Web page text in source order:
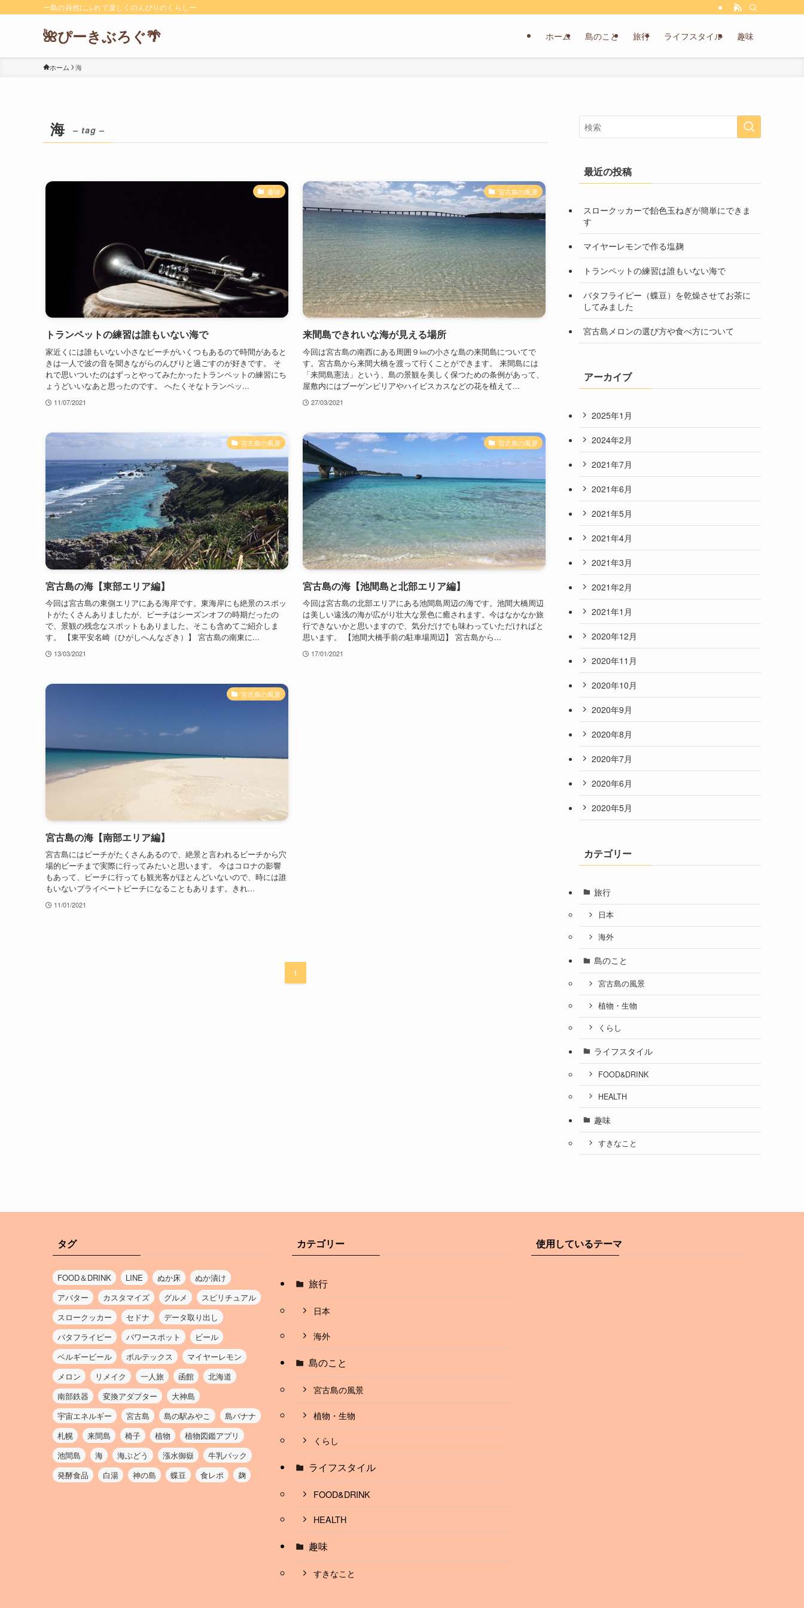
ー島の自然にふれて楽しくのんびりのくらしー
🌺ぴーきぶろぐ🌴 ホーム 島のこと 旅行 ライフスタイル 趣味
ホーム 海
海 – tag –
趣味
トランペットの練習は誰もいない海で
家近くには誰もいない小さなビーチがいくつもあるので時間があると
きは一人で波の音を聞きながらのんびりと過ごすのが好きです。 そ
れで思いついたのはずっとやってみたかったトランペットの練習にち
ょうどいいなあと思ったのです。 へたくそなトランペッ...
11/07/2021
宮古島の風景
来間島できれいな海が見える場所
今回は宮古島の南西にある周囲９㎞の小さな島の来間島についてで
す。宮古島から来間大橋を渡って行くことができます。 来間島には
「来間島憲法」という、島の景観を美しく保つための条例があって、
屋敷内にはブーゲンビリアやハイビスカスなどの花を植えて...
27/03/2021
宮古島の風景
宮古島の海【東部エリア編】
今回は宮古島の東側エリアにある海岸です。東海岸にも絶景のスポッ
トがたくさんありましたが、ビーチはシーズンオフの時期だったの
で、景観の残念なスポットもありました。そこも含めてご紹介しま
す。 【東平安名崎（ひがしへんなざき）】 宮古島の南東に...
13/03/2021
宮古島の風景
宮古島の海【池間島と北部エリア編】
今回は宮古島の北部エリアにある池間島周辺の海です。池間大橋周辺
は美しい遠浅の海が広がり壮大な景色に癒されます。今はなかなか旅
行できないかと思いますので、気分だけでも味わっていただければと
思います。 【池間大橋手前の駐車場周辺】 宮古島から...
17/01/2021
宮古島の風景
宮古島の海【南部エリア編】
宮古島にはビーチがたくさんあるので、絶景と言われるビーチから穴
場的ビーチまで実際に行ってみたいと思います。 今はコロナの影響
もあって、ビーチに行っても観光客がほとんどいないので、時には誰
もいないプライベートビーチになることもあります。きれ...
11/01/2021
1
最近の投稿
スロークッカーで飴色玉ねぎが簡単にできま
す
マイヤーレモンで作る塩麹
トランペットの練習は誰もいない海で
バタフライピー（蝶豆）を乾燥させてお茶に
してみました
宮古島メロンの選び方や食べ方について
アーカイブ
2025年1月
2024年2月
2021年7月
2021年6月
2021年5月
2021年4月
2021年3月
2021年2月
2021年1月
2020年12月
2020年11月
2020年10月
2020年9月
2020年8月
2020年7月
2020年6月
2020年5月
カテゴリー
旅行
日本
海外
島のこと
宮古島の風景
植物・生物
くらし
ライフスタイル
FOOD&DRINK
HEALTH
趣味
すきなこと
タグ
FOOD＆DRINK LINE ぬか床
ぬか漬け
アバター
カスタマイズ グルメ
スピリチュアル
スロークッカー
セドナ
データ取り出し
バタフライピー
パワースポット
ビール
ベルギービール
ボルテックス
マイヤーレモン
メロン
リメイク 一人旅 函館
北海道
南部鉄器
変換アダプター
大神島
宇宙エネルギー
宮古島 島の駅みやこ
島バナナ
札幌
来間島 椅子 植物
植物図鑑アプリ
池間島
海 海ぶどう 漲水御嶽
牛乳パック
発酵食品
白湯 神の島 蝶豆 食レポ 麹
カテゴリー
旅行
日本
海外
島のこと
宮古島の風景
植物・生物
くらし
ライフスタイル
FOOD&DRINK
HEALTH
趣味
すきなこと
使用しているテーマ